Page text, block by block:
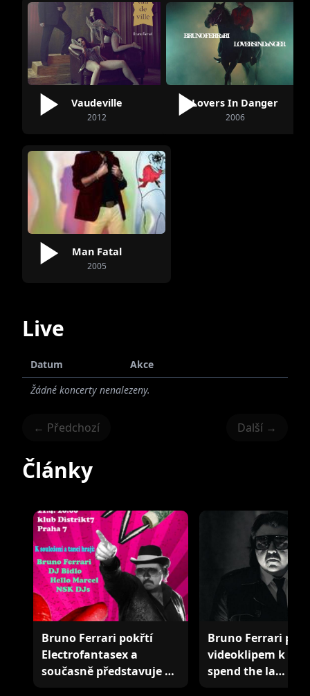
Vaudeville
2012
Lovers In Danger
2006
Man Fatal
2005
Live
Datum
Akce
Žádné koncerty nenalezeny.
← Předchozí Další →
Články
Bruno Ferrari pokřtí
Electrofantasex a
současně představuje …
Bruno Ferrari
videoklipem k
spend the la…